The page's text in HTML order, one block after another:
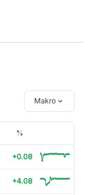
Makro
%
+0.08
+4.08